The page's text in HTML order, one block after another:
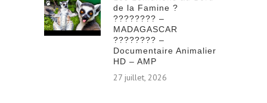
de la Famine ?
???????? –
MADAGASCAR
???????? –
Documentaire Animalier
HD – AMP
27 juillet, 2026